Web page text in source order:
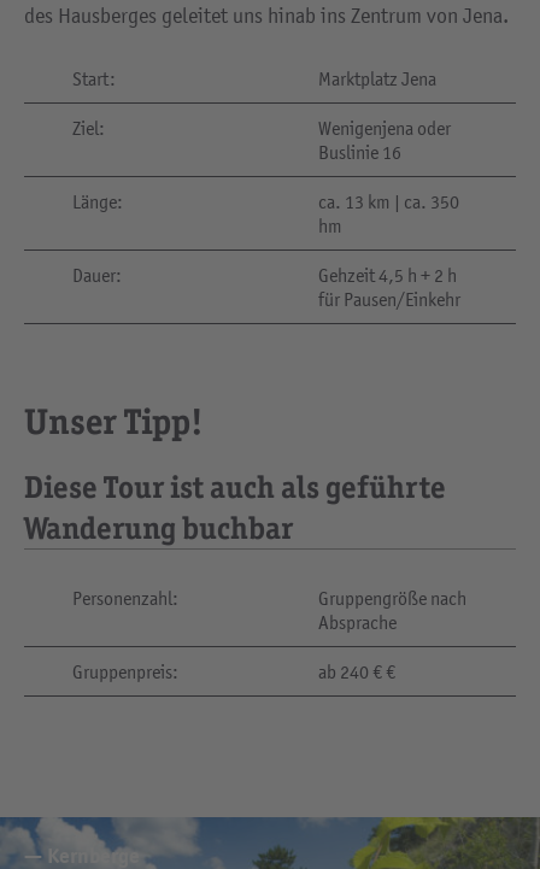
des Hausberges geleitet uns hinab ins Zentrum von Jena.
Start: Marktplatz Jena
Ziel:
Wenigenjena oder
Buslinie 16
Länge:
ca. 13 km | ca. 350
hm
Dauer:
Gehzeit 4,5 h + 2 h
für Pausen/Einkehr
Unser Tipp!
Diese Tour ist auch als geführte
Wanderung buchbar
Personenzahl:
Gruppengröße nach
Absprache
Gruppenpreis: ab 240 € €
Kernberge
Diebeskrippe
Kernberghorizontale
Fürstenbrunnen
Steinkreuz
Fuchsturm auf dem Hausberg
Fuchsturm